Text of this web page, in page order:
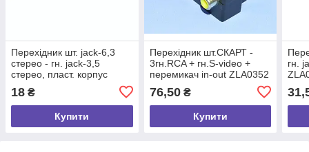
Перехідник шт. jack-6,3
стерео - гн. jack-3,5
стерео, пласт. корпус
18 ₴
Купити
Перехідник шт.СКАРТ -
3гн.RCA + гн.S-video +
перемикач in-out ZLA0352
76,50₴
Купити
гн.